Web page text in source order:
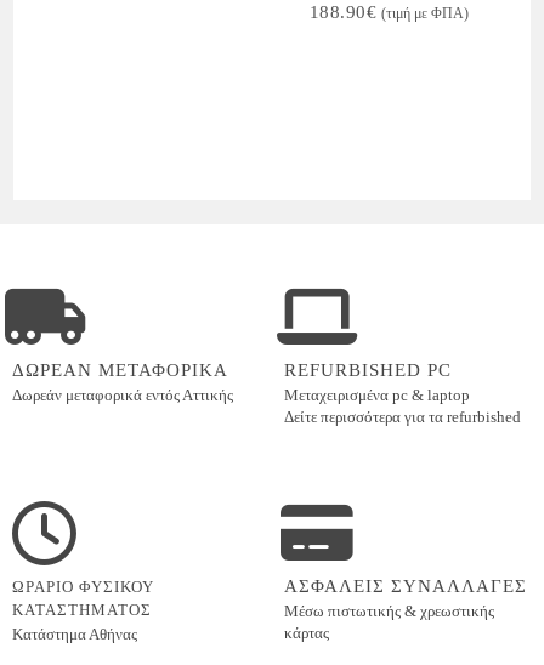
188.90€ (τιμή με ΦΠΑ)
ΔΩΡΕΑΝ ΜΕΤΑΦΟΡΙΚΑ
Δωρεάν μεταφορικά εντόςΑττικής
REFURBISHED PC
Μεταχειρισμένα pc & laptop
Δείτε περισσότερα για τα refurbished
ΩΡΑΡΙΟ ΦΥΣΙΚΟΥ
ΚΑΤΑΣΤΗΜΑΤΟΣ
Κατάστημα Αθήνας
ΑΣΦΑΛΕΙΣ ΣΥΝΑΛΛΑΓΕΣ
Μέσω πιστωτικής & χρεωστικής
κάρτας